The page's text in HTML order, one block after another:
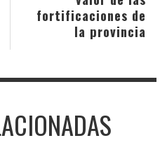
fortificaciones de
la provincia